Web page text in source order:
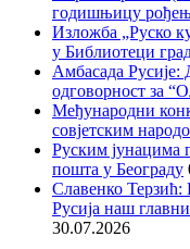
годишњицу
Изложба „Руско
у Библиотеци
Амбасада
одговорност за
Међународни
совјетским
Руским јунацима
пошта у Београду
Славенко Терзић:
Русија наш
30.07.2026